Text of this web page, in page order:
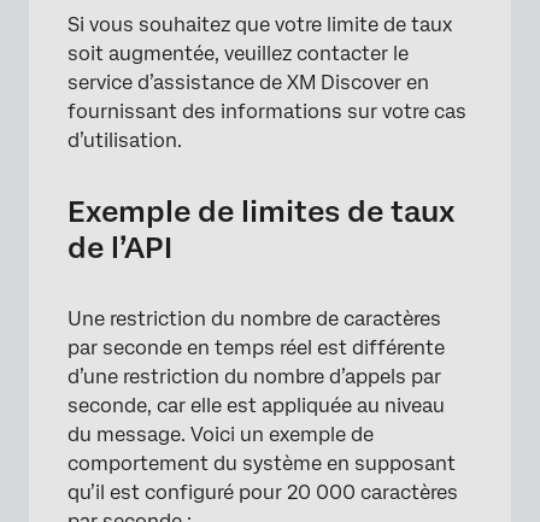
Si vous souhaitez que votre limite de taux
soit augmentée, veuillez contacter le
service d’assistance de XM Discover en
fournissant des informations sur votre cas
d’utilisation.
Exemple de limites de taux
de l’API
Une restriction du nombre de caractères
par seconde en temps réel est différente
d’une restriction du nombre d’appels par
seconde, car elle est appliquée au niveau
du message. Voici un exemple de
comportement du système en supposant
qu’il est configuré pour 20 000 caractères